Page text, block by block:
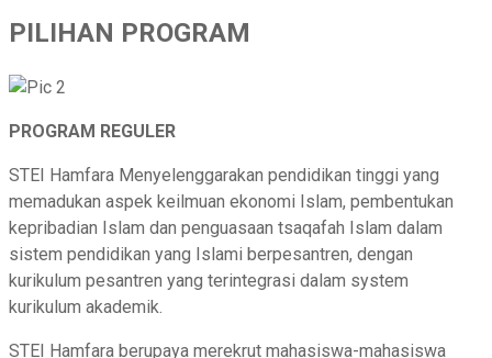
PILIHAN PROGRAM
PROGRAM REGULER
STEI Hamfara Menyelenggarakan pendidikan tinggi yang
memadukan aspek keilmuan ekonomi Islam, pembentukan
kepribadian Islam dan penguasaan tsaqafah Islam dalam
sistem pendidikan yang Islami berpesantren, dengan
kurikulum pesantren yang terintegrasi dalam system
kurikulum akademik.
STEI Hamfara berupaya merekrut mahasiswa-mahasiswa